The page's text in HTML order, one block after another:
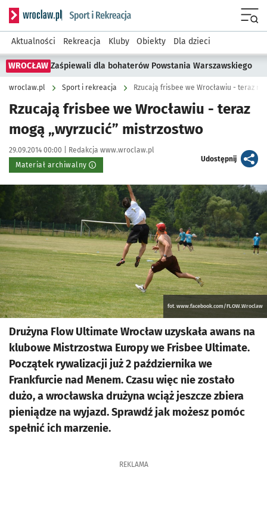
Serwis informacyjny wroclaw.pl podserwis: Sport i rekreacja
Aktualności Rekreacja Kluby Obiekty Dla dzieci
WROCŁAW Zaśpiewali dla bohaterów Powstania Warszawskiego
wroclaw.pl Sport i rekreacja Rzucają frisbee we Wrocławiu - teraz
Rzucają frisbee we Wrocławiu - teraz
mogą „wyrzucić” mistrzostwo
Data publikacji:
29.09.2014 00:00 | Autor:
Redakcja www.wroclaw.pl
Materiał archiwalny
Udostępnijartykuł
Kliknij, aby powiększyć
fot. www.facebook.com/FLOW.Wroclaw
Drużyna Flow Ultimate Wrocław uzyskała awans na
klubowe Mistrzostwa Europy we Frisbee Ultimate.
Początek rywalizacji już 2 października we
Frankfurcie nad Menem. Czasu więc nie zostało
dużo, a wrocławska drużyna wciąż jeszcze zbiera
pieniądze na wyjazd. Sprawdź jak możesz pomóc
spełnić ich marzenie.
REKLAMA